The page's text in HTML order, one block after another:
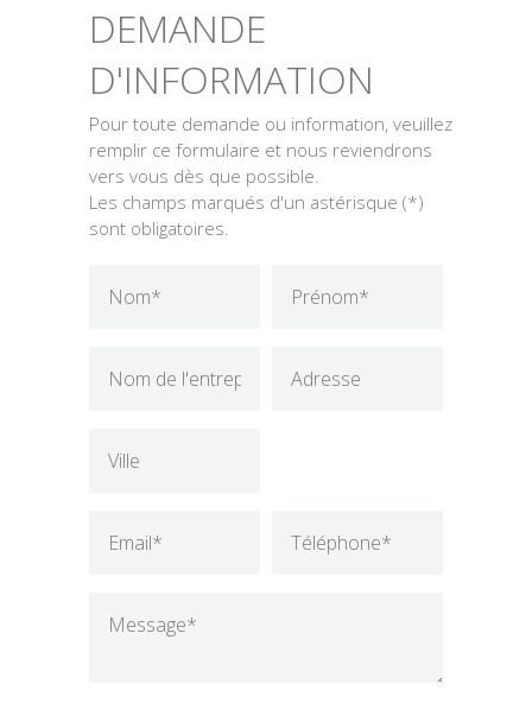
DEMANDE
D'INFORMATION
Pour toute demande ou information, veuillez
remplir ce formulaire et nous reviendrons
vers vous dès que possible.
Les champs marqués d'un astérisque (*)
sont obligatoires.